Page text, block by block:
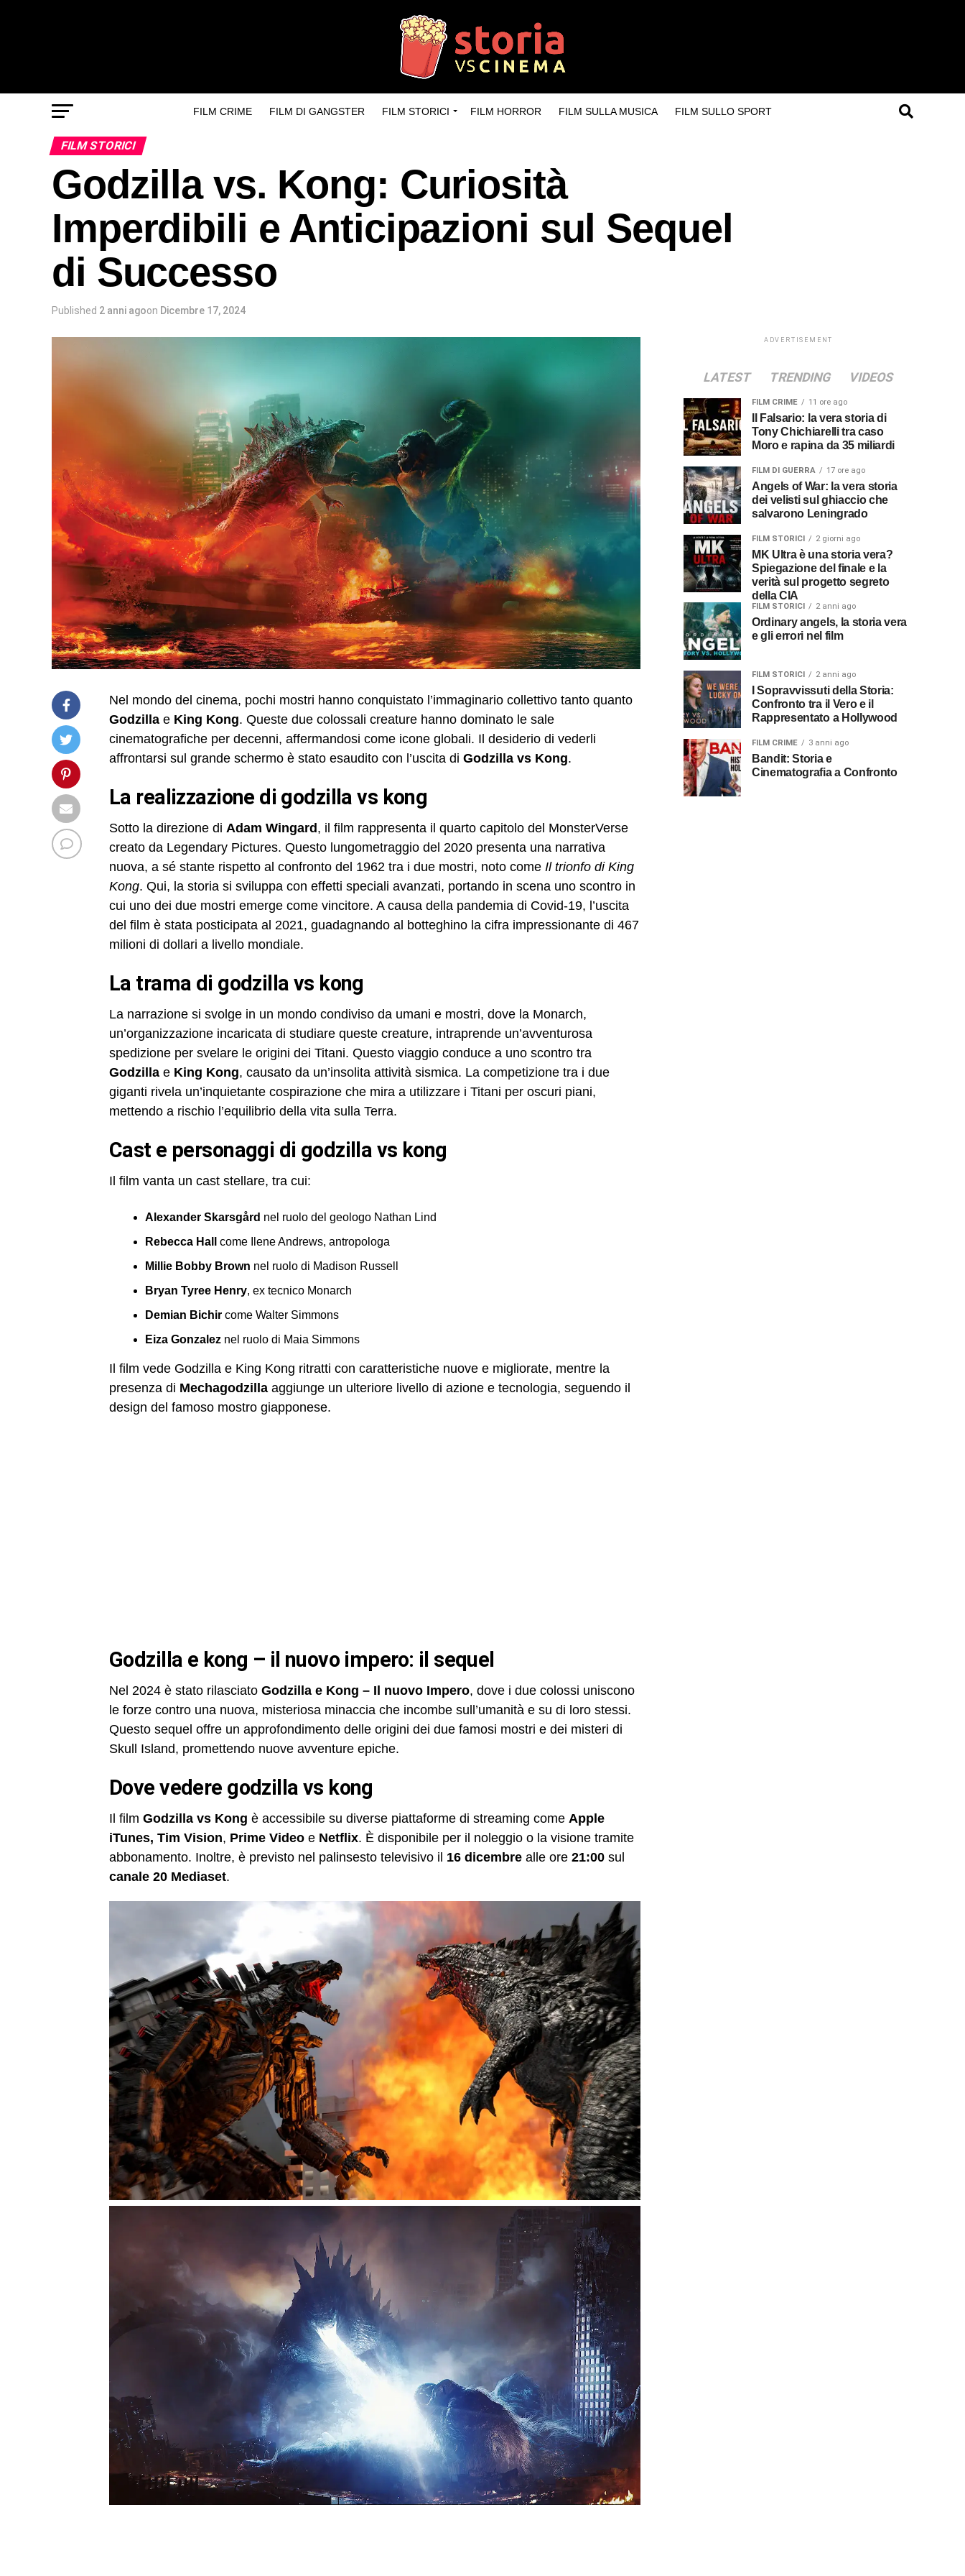
FILM CRIME FILM DI GANGSTER FILM STORICI FILM HORROR FILM SULLA MUSICA FILM SULLO SPORT
FILM STORICI
Godzilla vs. Kong: Curiosità
Imperdibili e Anticipazioni sul Sequel
di Successo
Published 2 anni agoon Dicembre 17, 2024
Nel mondo del cinema, pochi mostri hanno conquistato l’immaginario collettivo tanto quanto
Godzilla e King Kong. Queste due colossali creature hanno dominato le sale
cinematografiche per decenni, affermandosi come icone globali. Il desiderio di vederli
affrontarsi sul grande schermo è stato esaudito con l’uscita di Godzilla vs Kong.
la realizzazione di godzilla vs kong
Sotto la direzione di Adam Wingard, il film rappresenta il quarto capitolo del MonsterVerse
creato da Legendary Pictures. Questo lungometraggio del 2020 presenta una narrativa
nuova, a sé stante rispetto al confronto del 1962 tra i due mostri, noto come Il trionfo di King
Kong. Qui, la storia si sviluppa con effetti speciali avanzati, portando in scena uno scontro in
cui uno dei due mostri emerge come vincitore. A causa della pandemia di Covid-19, l’uscita
del film è stata posticipata al 2021, guadagnando al botteghino la cifra impressionante di 467
milioni di dollari a livello mondiale.
la trama di godzilla vs kong
La narrazione si svolge in un mondo condiviso da umani e mostri, dove la Monarch,
un’organizzazione incaricata di studiare queste creature, intraprende un’avventurosa
spedizione per svelare le origini dei Titani. Questo viaggio conduce a uno scontro tra
Godzilla e King Kong, causato da un’insolita attività sismica. La competizione tra i due
giganti rivela un’inquietante cospirazione che mira a utilizzare i Titani per oscuri piani,
mettendo a rischio l’equilibrio della vita sulla Terra.
cast e personaggi di godzilla vs kong
Il film vanta un cast stellare, tra cui:
Alexander Skarsgård nel ruolo del geologo Nathan Lind
Rebecca Hall
come Ilene Andrews, antropologa
Millie Bobby Brown nel ruolo di Madison Russell
Bryan Tyree Henry, ex tecnico Monarch
Demian Bichir come Walter Simmons
Eiza Gonzalez nel ruolo di Maia Simmons
Il film vede Godzilla e King Kong ritratti con caratteristiche nuove e migliorate, mentre la
presenza di Mechagodzilla aggiunge un ulteriore livello di azione e tecnologia, seguendo il
design del famoso mostro giapponese.
godzilla e kong – il nuovo impero: il sequel
Nel 2024 è stato rilasciato Godzilla e Kong – Il nuovo Impero, dove i due colossi uniscono
le forze contro una nuova, misteriosa minaccia che incombe sull’umanità e su di loro stessi.
Questo sequel offre un approfondimento delle origini dei due famosi mostri e dei misteri di
Skull Island, promettendo nuove avventure epiche.
dove vedere godzilla vs kong
Il film Godzilla vs Kong è accessibile su diverse piattaforme di streaming come Apple
iTunes, Tim Vision, Prime Video e Netflix. È disponibile per il noleggio o la visione tramite
abbonamento. Inoltre, è previsto nel palinsesto televisivo il 16 dicembre alle ore 21:00 sul
canale 20 Mediaset.
ADVERTISEMENT
LATEST TRENDING VIDEOS
FILM CRIME 11 ore ago
Tony Chichiarelli tra caso
Moro e rapina da 35 miliardi
FILM DI GUERRA 17 ore ago
Angels of War: la vera storia
dei velisti sul ghiaccio che
salvarono Leningrado
FILM STORICI 2 giorni ago
MK Ultra è una storia vera?
Spiegazione del finale e la
verità sul progetto segreto
della CIA
FILM STORICI 2 anni ago
Ordinary angels, la storia vera
e gli errori nel film
FILM STORICI 2 anni ago
Confronto tra il Vero e il
Rappresentato a Hollywood
FILM CRIME 3 anni ago
Bandit: Storia e
Cinematografia a Confronto